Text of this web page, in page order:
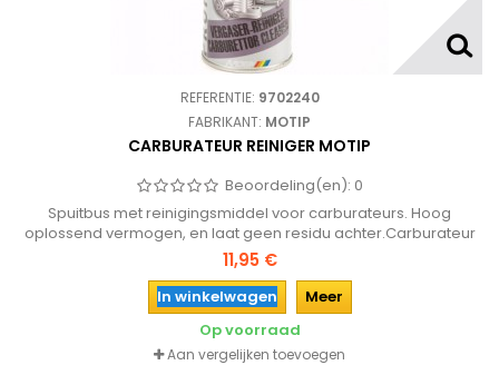
REFERENTIE: 9702240
FABRIKANT: MOTIP
CARBURATEUR REINIGER MOTIP
Beoordeling(en): 0
Spuitbus met reinigingsmiddel voor carburateurs. Hoog
oplossend vermogen, en laat geen residu achter.Carburateur
hoeft niet te worden gedemonteerd.
11,95 €
In winkelwagen
Meer
Op voorraad
Aan vergelijken toevoegen